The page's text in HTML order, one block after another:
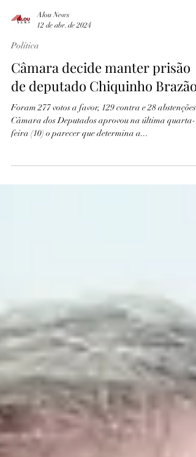
Alou News
Política
Câmara decide manter prisão
de deputado Chiquinho Brazão
Foram 277 votos a favor, 129 contra e 28 abstenções
feira (10) o parecer que determina a...